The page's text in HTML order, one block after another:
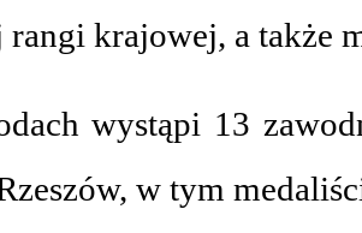
rangi krajowej, a także
wystąpi 13
w tym